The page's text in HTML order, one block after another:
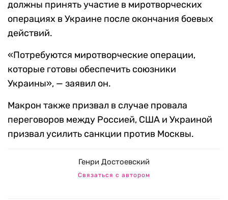
должны принять участие в миротворческих
операциях в Украине после окончания боевых
действий.
«Потребуются миротворческие операции,
которые готовы обеспечить союзники
Украины», — заявил он.
Макрон также призвал в случае провала
переговоров между Россией, США и Украиной
призвал усилить санкции против Москвы.
Генри Достоевский
Связаться с автором